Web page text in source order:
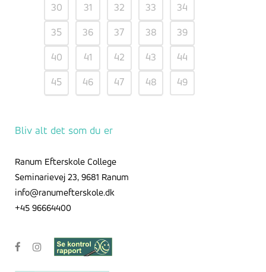
30 31 32 33 34
35 36 37 38 39
40 41 42 43 44
45 46 47 48 49
Bliv alt det som du er
Ranum Efterskole College
Seminarievej 23, 9681 Ranum
info@ranumefterskole.dk
+45 96664400